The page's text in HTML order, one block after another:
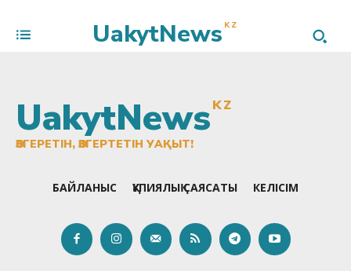
UakytNews KZ
UakytNewsKZ
ӨЗГЕРЕТІН, ӨЗГЕРТЕТІН УАҚЫТ!
БАЙЛАНЫС ҚҰПИЯЛЫҚ САЯСАТЫ КЕЛІСІМ